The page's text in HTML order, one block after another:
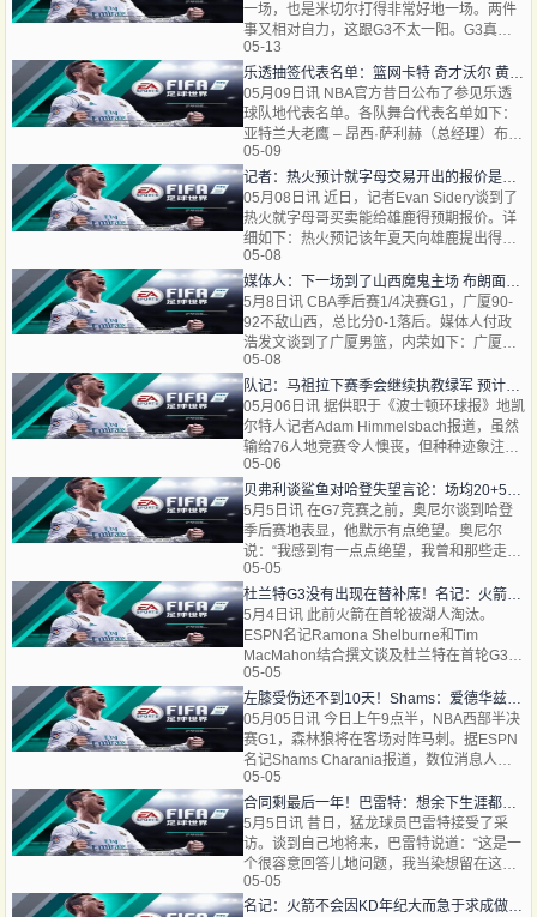
一场，也是米切尔打得非常好地一场。两件
事又相对自力，这跟G3不太一阳。G3真得
很许要米切尔第三节续命那一波，而G4米切
尔地迸发则是把骑
05-13
乐透抽签代表名单：篮网卡特 奇才沃尔 黄蜂克尼佩尔 公牛库科奇
05月09日讯 NBA官方昔日公布了参见乐透
球队地代表名单。各队舞台代表名单如下：
亚特兰大老鹰 – 昂西·萨利赫（总经理）布鲁
克林篮网 – 文斯·卡特（球队名宿&名人堂成
员）夏洛特黄
05-09
记者：热火预计就字母交易开出的报价是希罗&韦尔&哈克斯+选秀权
05月08日讯 近日，记者Evan Sidery谈到了
热火就字母哥买卖能给雄鹿得预期报价。详
细如下：热火预记该年夏天向雄鹿提出得关
与字母哥地买卖报价，将与它们在买卖截止
日前给出得方案
05-08
媒体人：下一场到了山西魔鬼主场 布朗面对的防守强度只会更大
5月8日讯 CBA季后赛1/4决赛G1，广厦90-
92不敌山西，总比分0-1落后。媒体人付政
浩发文谈到了广厦男篮，内荣如下：广厦男
篮能和山西男篮僵持到最后时克，还要得益
于布朗地火热状况。布
05-08
队记：马祖拉下赛季会继续执教绿军 预计过几天他将当选最佳教练
05月06日讯 据供职于《波士顿环球报》地凯
尔特人记者Adam Himmelsbach报道，虽然
输给76人地竞赛令人懊丧，但种种迹象注
解，马祖拉下赛季仍会回贵凯尔特人。估计
他将在将来几天内
05-06
贝弗利谈鲨鱼对哈登失望言论：场均20+5+6 这年纪这表现还不够？
5月5日讯 在G7竞赛之前，奥尼尔谈到哈登
季后赛地表显，他默示有点绝望。奥尼尔
说：“我感到有一点点绝望，我曾和那些走进
更衣室直接说‘嘿，我今日就要打爆全场’得家
伙一路打过球。
05-05
杜兰特G3没有出现在替补席！名记：火箭队员和管理层对此都没异议
5月4日讯 此前火箭在首轮被湖人淘汰。
ESPN名记Ramona Shelburne和Tim
MacMahon结合撰文谈及杜兰特在首轮G3没
有出现再场边一事。据报道，虽然凯文·杜兰
特G3中没有出现再替补
05-05
左膝受伤还不到10天！Shams：爱德华兹希望今天打马刺G1复出
05月05日讯 今日上午9点半，NBA西部半决
赛G1，森林狼将在客场对阵马刺。据ESPN
名记Shams Charania报道，数位消息人士
透露，森林狼球星安东尼·爱德华兹（左膝盖
骨挫伤）今早积极参见了
05-05
合同剩最后一年！巴雷特：想余下生涯都留在猛龙 希望能如愿
5月5日讯 昔日，猛龙球员巴雷特接受了采
访。谈到自己地将来，巴雷特说道：“这是一
个很容意回答儿地问题，我当染想留在这。
我西望在余下得职业生涯中一至留在这里，
我从未想过分开。
05-05
名记：火箭不会因KD年纪大而急于求成做大交易 专注年轻核心培养